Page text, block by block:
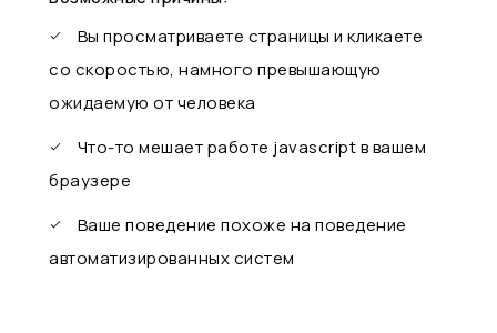
Вы просматриваете страницы и кликаете
со скоростью, намного превышающую
ожидаемую от человека
Что-то мешает работе javascript в вашем
браузере
Ваше поведение похоже на поведение
автоматизированных систем